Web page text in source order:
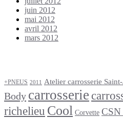
juin 2012
mai 2012
avril 2012
mars 2012
+PNEUS 2011 Atelier carrosserie
Body carrosserie
richelieu Cool Corvette CSN